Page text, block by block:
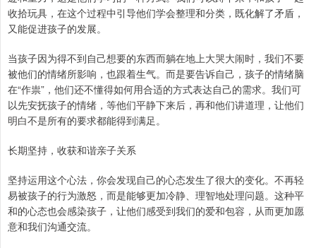
收拾玩具，在这个过程中引导他们学会整理和分类，既化解了矛盾，
又能促进孩子的发展。
当孩子因为得不到自己想要的东西而躺在地上大哭大闹时，我们不要
被他们的情绪所影响，也跟着生气。而是要告诉自己，孩子的情绪脑
在“作祟”，他们还不懂得如何用合适的方式表达自己的需求。我们可
以先安抚孩子的情绪，等他们平静下来后，再和他们讲道理，让他们
明白不是所有的要求都能得到满足。
长期坚持，收获和谐亲子关系
坚持运用这个心法，你会发现自己的心态发生了很大的变化。不再轻
易被孩子的行为激怒，而是能够更加冷静、理智地处理问题。这种平
和的心态也会感染孩子，让他们感受到我们的爱和包容，从而更加愿
意和我们沟通交流。